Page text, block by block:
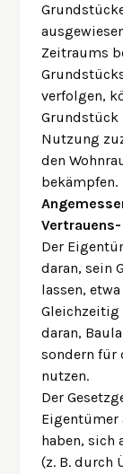
Zeitraums
verfolgen,
Grundstück
Nutzung
den
bekämpfen.
Der
daran, sein
lassen,
Gleichzeitig
daran,
sondern für
nutzen.
Der
Eigentümer
haben, sich
(z. B. durch